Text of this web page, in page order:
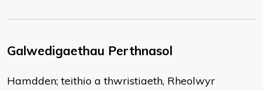
Galwedigaethau Perthnasol
Hamdden; teithio a thwristiaeth, Rheolwyr